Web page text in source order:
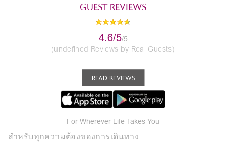
GUEST REVIEWS
4.6/5/5
(undefined Reviews by Real Guests)
READ REVIEWS
For Wherever Life Takes You
สำหรับทุกความต้องของการเดินทาง